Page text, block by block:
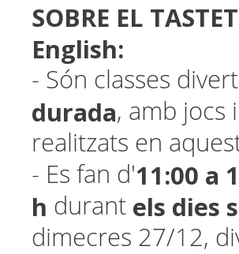
SOBRE EL
English:
- Són classes
durada, amb jocs
realitzats en
- Es fan d'11:00 a
h durant els dies
dimecres 27/12,